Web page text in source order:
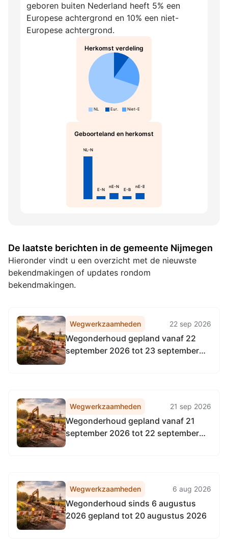
geboren buiten Nederland heeft 5% een
Europese achtergrond en 10% een niet-
Europese achtergrond.
Herkomst verdeling
NL Eur. Niet-Eur.
Geboorteland en herkomst
NL-N
E-N
nE-N
E-B
nE-B
De laatste berichten in de gemeente Nijmegen
Hieronder vindt u een overzicht met de nieuwste
bekendmakingen of updates rondom
bekendmakingen.
Wegwerkzaamheden 22 sep 2026
Wegonderhoud gepland vanaf 22
september 2026 tot 23 september
Wegwerkzaamheden 21 sep 2026
Wegonderhoud gepland vanaf 21
september 2026 tot 22 september
Wegwerkzaamheden 6 aug 2026
Wegonderhoud sinds 6 augustus
2026 gepland tot 20 augustus 2026